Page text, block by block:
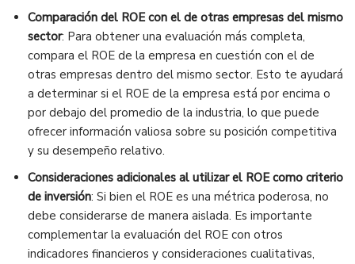
Comparación del ROE con el de otras empresas del mismo
sector: Para obtener una evaluación más completa,
compara el ROE de la empresa en cuestión con el de
otras empresas dentro del mismo sector. Esto te ayudará
a determinar si el ROE de la empresa está por encima o
por debajo del promedio de la industria, lo que puede
ofrecer información valiosa sobre su posición competitiva
y su desempeño relativo.
Consideraciones adicionales al utilizar el ROE como criterio
de inversión: Si bien el ROE es una métrica poderosa, no
debe considerarse de manera aislada. Es importante
complementar la evaluación del ROE con otros
indicadores financieros y consideraciones cualitativas,